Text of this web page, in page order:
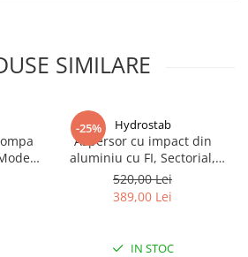
SIMILARE
+
V, 10
-25% Hydrostab
Aspersor cu impact din
aluminiu cu FI, Sectorial,
debit 3.7-14.2, Presiune 1.5-
5 bar
520,00 Lei
389,00 Lei
IN STOC